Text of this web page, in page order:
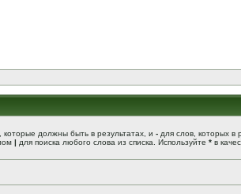
которые должны быть в результатах, и - для слов, которых в
| для поиска любого слова из списка. Используйте * в